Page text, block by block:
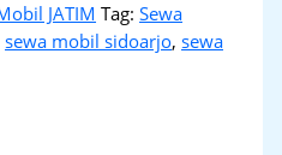
JATIM Tag:Sewa
sewa mobil sidoarjo,sewa